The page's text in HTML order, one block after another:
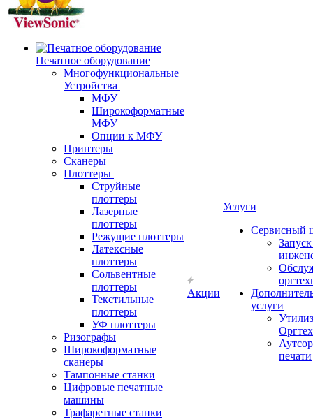
Печатное оборудование
Многофункциональные
Устройства
МФУ
Широкоформатные
МФУ
Опции к МФУ
Принтеры
Сканеры
Плоттеры
Струйные
плоттеры
Лазерные
плоттеры
Режущие плоттеры
Латексные
плоттеры
Сольвентные
плоттеры
Текстильные
плоттеры
УФ плоттеры
Ризографы
Широкоформатные
сканеры
Тампонные станки
Цифровые печатные
машины
Трафаретные станки
Акции
Услуги
Сервисный
услуги
печати